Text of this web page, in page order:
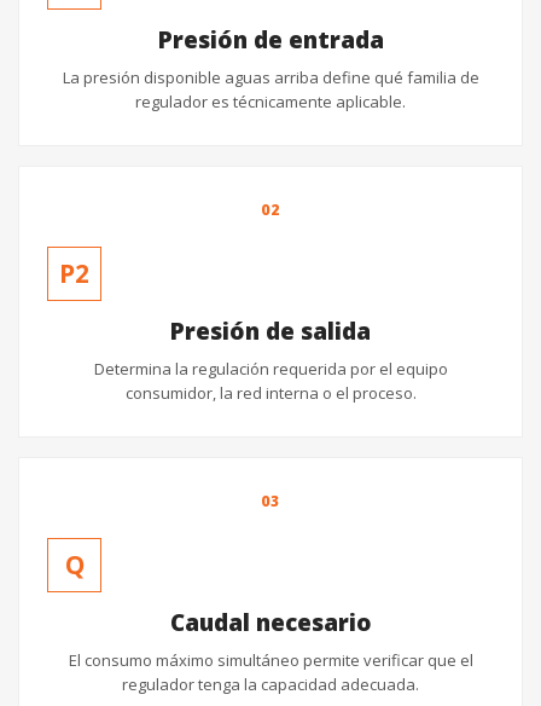
Presión de entrada
La presión disponible aguas arriba define qué familia de
regulador es técnicamente aplicable.
02
P2
Presión de salida
Determina la regulación requerida por el equipo
consumidor, la red interna o el proceso.
03
Q
Caudal necesario
El consumo máximo simultáneo permite verificar que el
regulador tenga la capacidad adecuada.